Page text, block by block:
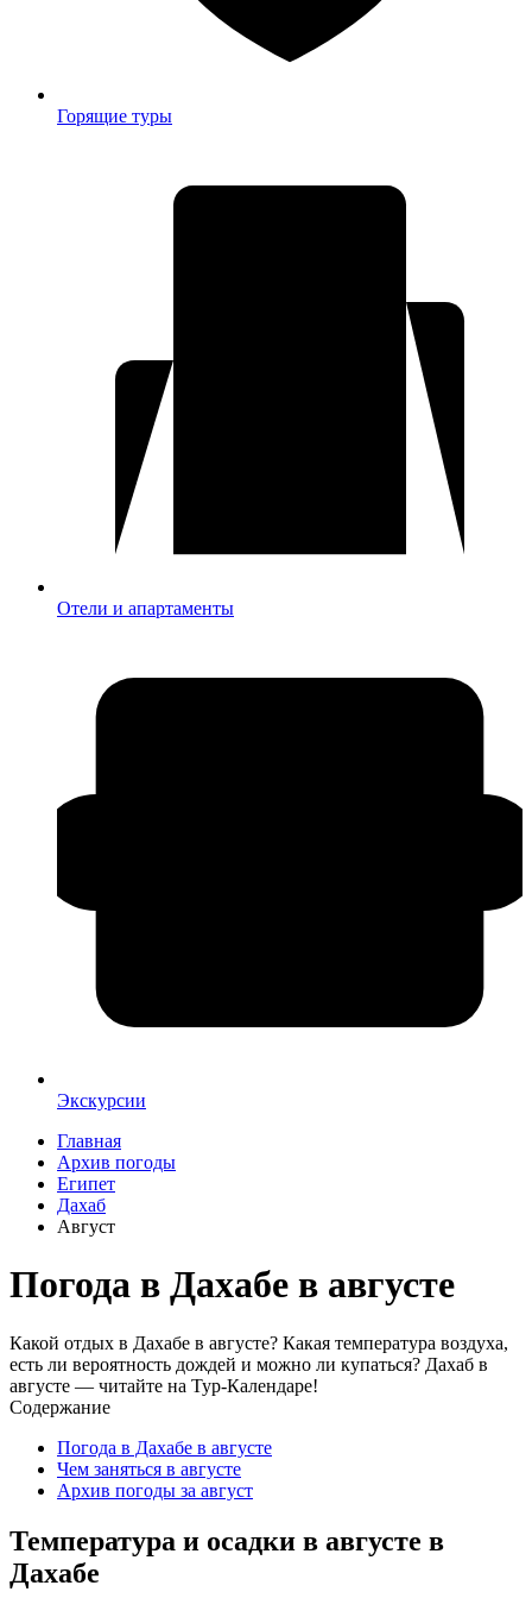
Горящие туры
Отели и апартаменты
Экскурсии
Главная
Архив погоды
Египет
Дахаб
Август
Погода в Дахабе в августе
Какой отдых в Дахабе в августе? Какая температура воздуха,
есть ли вероятность дождей и можно ли купаться? Дахаб в
августе — читайте на Тур-Календаре!
Содержание
Погода в Дахабе в августе
Чем заняться в августе
Архив погоды за август
Температура и осадки в августе в
Дахабе